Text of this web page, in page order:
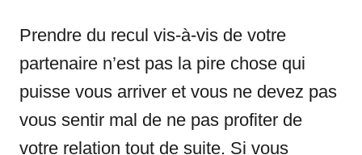
Prendre du recul vis-à-vis de votre
partenaire n’est pas la pire chose qui
puisse vous arriver et vous ne devez pas
vous sentir mal de ne pas profiter de
votre relation tout de suite. Si vous